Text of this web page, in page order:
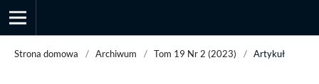
Strona domowa / Archiwum / Tom 19 Nr 2 (2023) / Artykuł